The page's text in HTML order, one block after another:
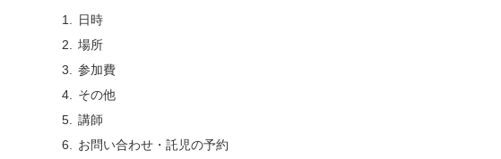
日時
場所
参加費
その他
講師
お問い合わせ・託児の予約